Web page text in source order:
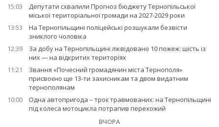
15:03
Депутати схвалили Прогноз бюджету Тернопільської
міської територіальної громади на 2027-2029 роки
13:53
На Тернопільщині поліцейські розшукали безвісти
зниклого чоловіка
12:39
За добу на Тернопільщині ліквідовано 10 пожеж: шість із
них — на відкритих територіях
11:21
Звання «Почесний громадянин міста Тернополя»
присвоєно ще 13-ти захисникам та двом видатним
тернополянам
10:00
Одна автопригода – троє травмованих: на Тернопільщині
під колеса мотоцикла потрапив перехожий
ВЧОРА